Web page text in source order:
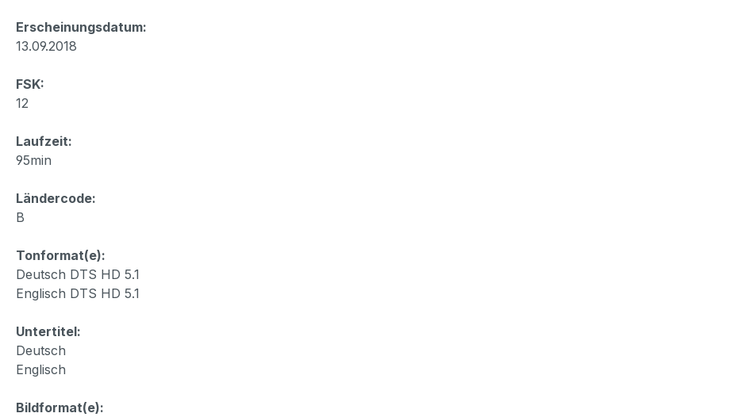
Erscheinungsdatum:
13.09.2018
FSK:
12
Laufzeit:
95min
Ländercode:
B
Tonformat(e):
Deutsch DTS HD 5.1
Englisch DTS HD 5.1
Untertitel:
Deutsch
Englisch
Bildformat(e):